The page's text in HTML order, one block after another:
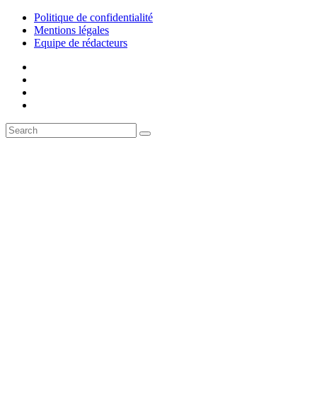
Politique de confidentialité
Mentions légales
Equipe de rédacteurs